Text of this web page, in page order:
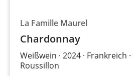
La Famille Maurel
Chardonnay
Weißwein 2024 Frankreich
Roussillon